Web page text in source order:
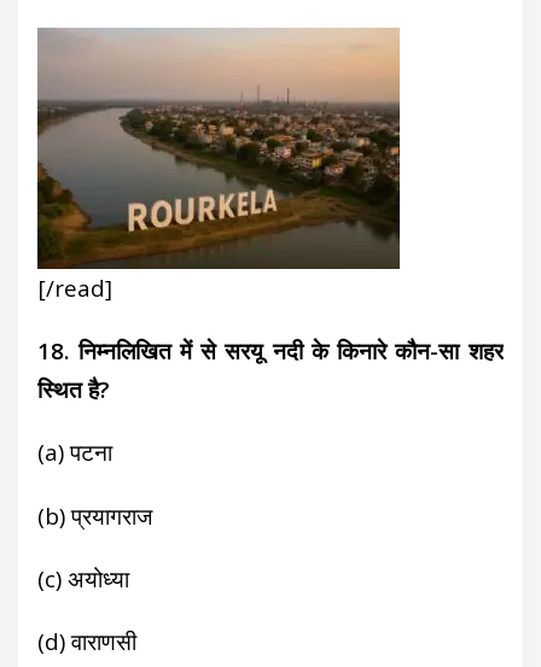
[/read]
18. निम्नलिखित में से सरयू नदी के किनारे कौन-सा शहर
स्थित है?
(a) पटना
(b) प्रयागराज
(c) अयोध्या
(d) वाराणसी